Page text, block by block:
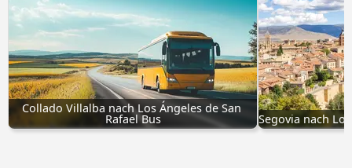
Collado Villalba nach Los Ángeles de San
Rafael Bus Segovia nach